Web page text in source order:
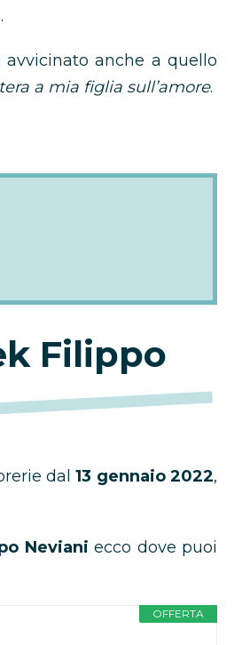
avvicinato anche a quello
a mia figlia sull’amore.
Filippo
dal13 gennaio 2022,
Neviani ecco dove puoi
OFFERTA